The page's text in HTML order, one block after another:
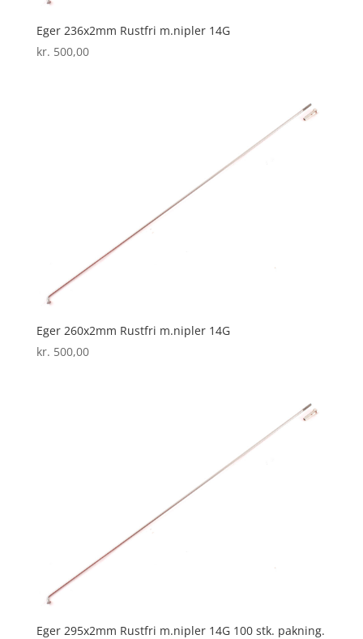
Eger 236x2mm Rustfri m.nipler 14G
kr. 500,00
Eger 260x2mm Rustfri m.nipler 14G
kr. 500,00
Eger 295x2mm Rustfri m.nipler 14G 100 stk. pakning.